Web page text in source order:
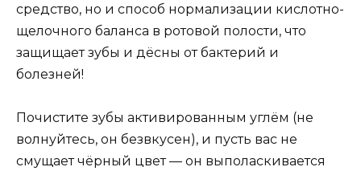
средство, но и способ нормализации кислотно-
щелочного баланса в ротовой полости, что
защищает зубы и дёсны от бактерий и
болезней!
Почистите зубы активированным углём (не
волнуйтесь, он безвкусен), и пусть вас не
смущает чёрный цвет — он выполаскивается